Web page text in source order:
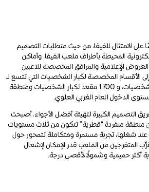
Zoom
Zoom
Zoom
الامتثال للفيفا، من حيث متطلبات التصميم
المحيطة بأطراف ملعب الفيفا، وأماكن
الإعلامية والمرافق المخصصة للاعبين
الأقسام المخصصة لكبار الشخصيات التي تتسع لـ
300 مقعد لكبار كبار الشخصيات، و 1,700 مقعد لكبار الشخصيات ومنطقة
الدخول العام الغربي العلوي.
التصميم الكبيرة لتهيئة أفضل الأجواء، أصبحت
منطقة منفردة “قطرية” تتكون من ثلاث مستويات
عند شغلها، تجربة مستمرة ومتكاملة تتمحور حول
المتفرجين من الملعب قدر الإمكان لإشعال
أكثر حميمية وشمولًا لأقصى درجة.